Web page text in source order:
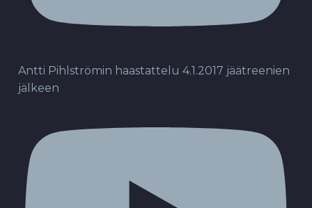
Antti Pihlströmin haastattelu 4.1.2017 jäätreenien
jälkeen